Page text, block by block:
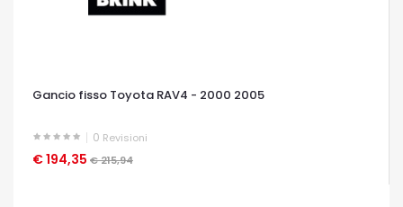
Gancio fisso Toyota RAV4 - 2000 2005
0 Revisioni
€ 194,35 € 215,94
OCCHIATA VELOCE